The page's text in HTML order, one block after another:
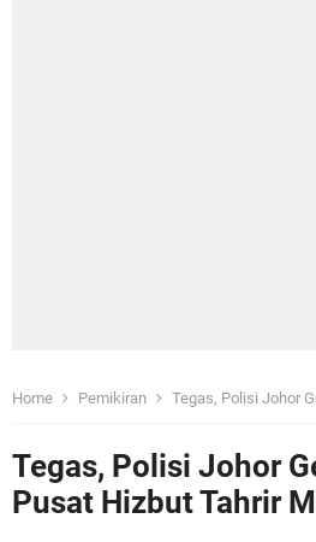
Home Pemikiran Tegas, Polisi Johor
Tegas, Polisi Johor
Pusat Hizbut Tahrir